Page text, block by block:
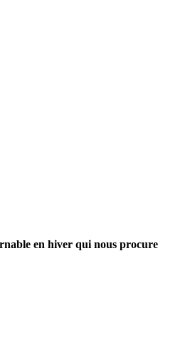
en hiver qui nous procure